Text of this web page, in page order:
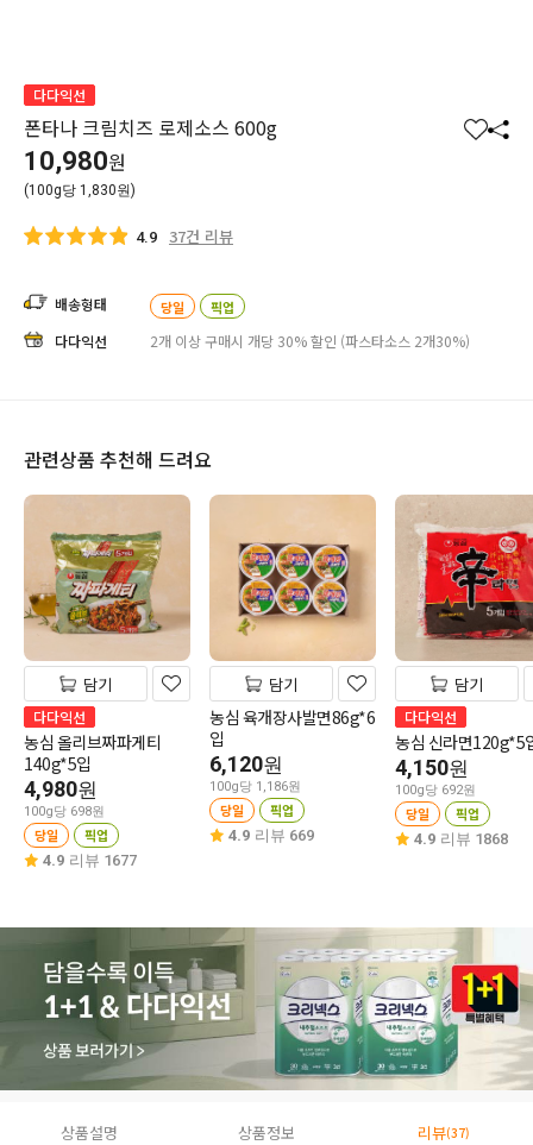
다다익선
폰타나 크림치즈 로제소스 600g
찜 공
10,980원
(100g당 1,830원)
4.9 37건 리뷰
배송형태 당일 픽업
다다익선 2개 이상 구매시 개당 30% 할인 (파스타소스 2개30%)
관련상품 추천해 드려요
담기
다다익선
농심 올리브짜파게티
140g*5입
4,980원
100g당 698원
당일 픽업
4.9 리뷰 1677
담기
농심 육개장사발면86g*6
입
6,120원
100g당 1,186원
당일 픽업
4.9 리뷰 669
담기
다다익선
농심 신라면120g*5
4,150원
100g당 692원
당일 픽업
4.9 리뷰 1868
상품설명 상품정보 리뷰(37)